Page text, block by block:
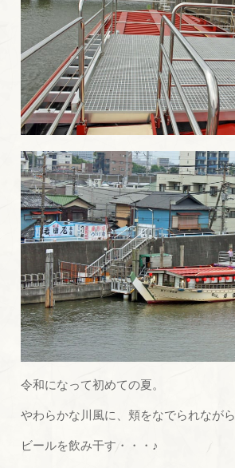
令和になって初めての夏。
やわらかな川風に、頬をなでられながら
ビールを飲み干す・・・♪